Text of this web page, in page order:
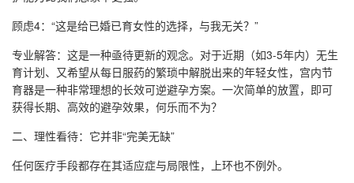
顾虑4：“这是给已婚已育女性的选择，与我无关？”
专业解答：这是一种亟待更新的观念。对于近期（如3-5年内）无生
育计划、又希望从每日服药的繁琐中解脱出来的年轻女性，宫内节
育器是一种非常理想的长效可逆避孕方案。一次简单的放置，即可
获得长期、高效的避孕效果，何乐而不为？
二、理性看待：它并非“完美无缺”
任何医疗手段都存在其适应症与局限性，上环也不例外。